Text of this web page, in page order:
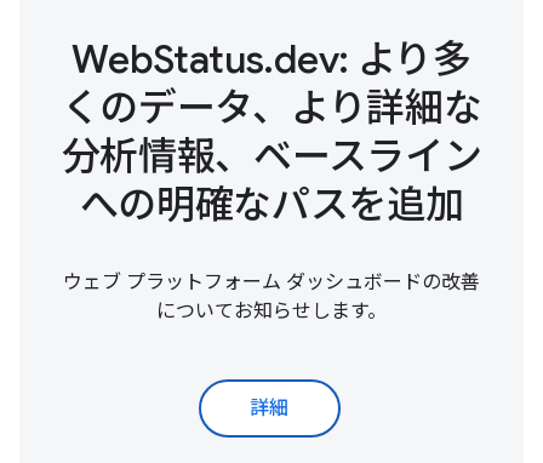
WebStatus.dev: より多
くのデータ、より詳細な
分析情報、ベースライン
への明確なパスを追加
ウェブ プラットフォーム ダッシュボードの改善
についてお知らせします。
詳細